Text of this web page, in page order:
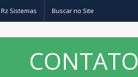
Sistemas Buscar no Site
CONTATO